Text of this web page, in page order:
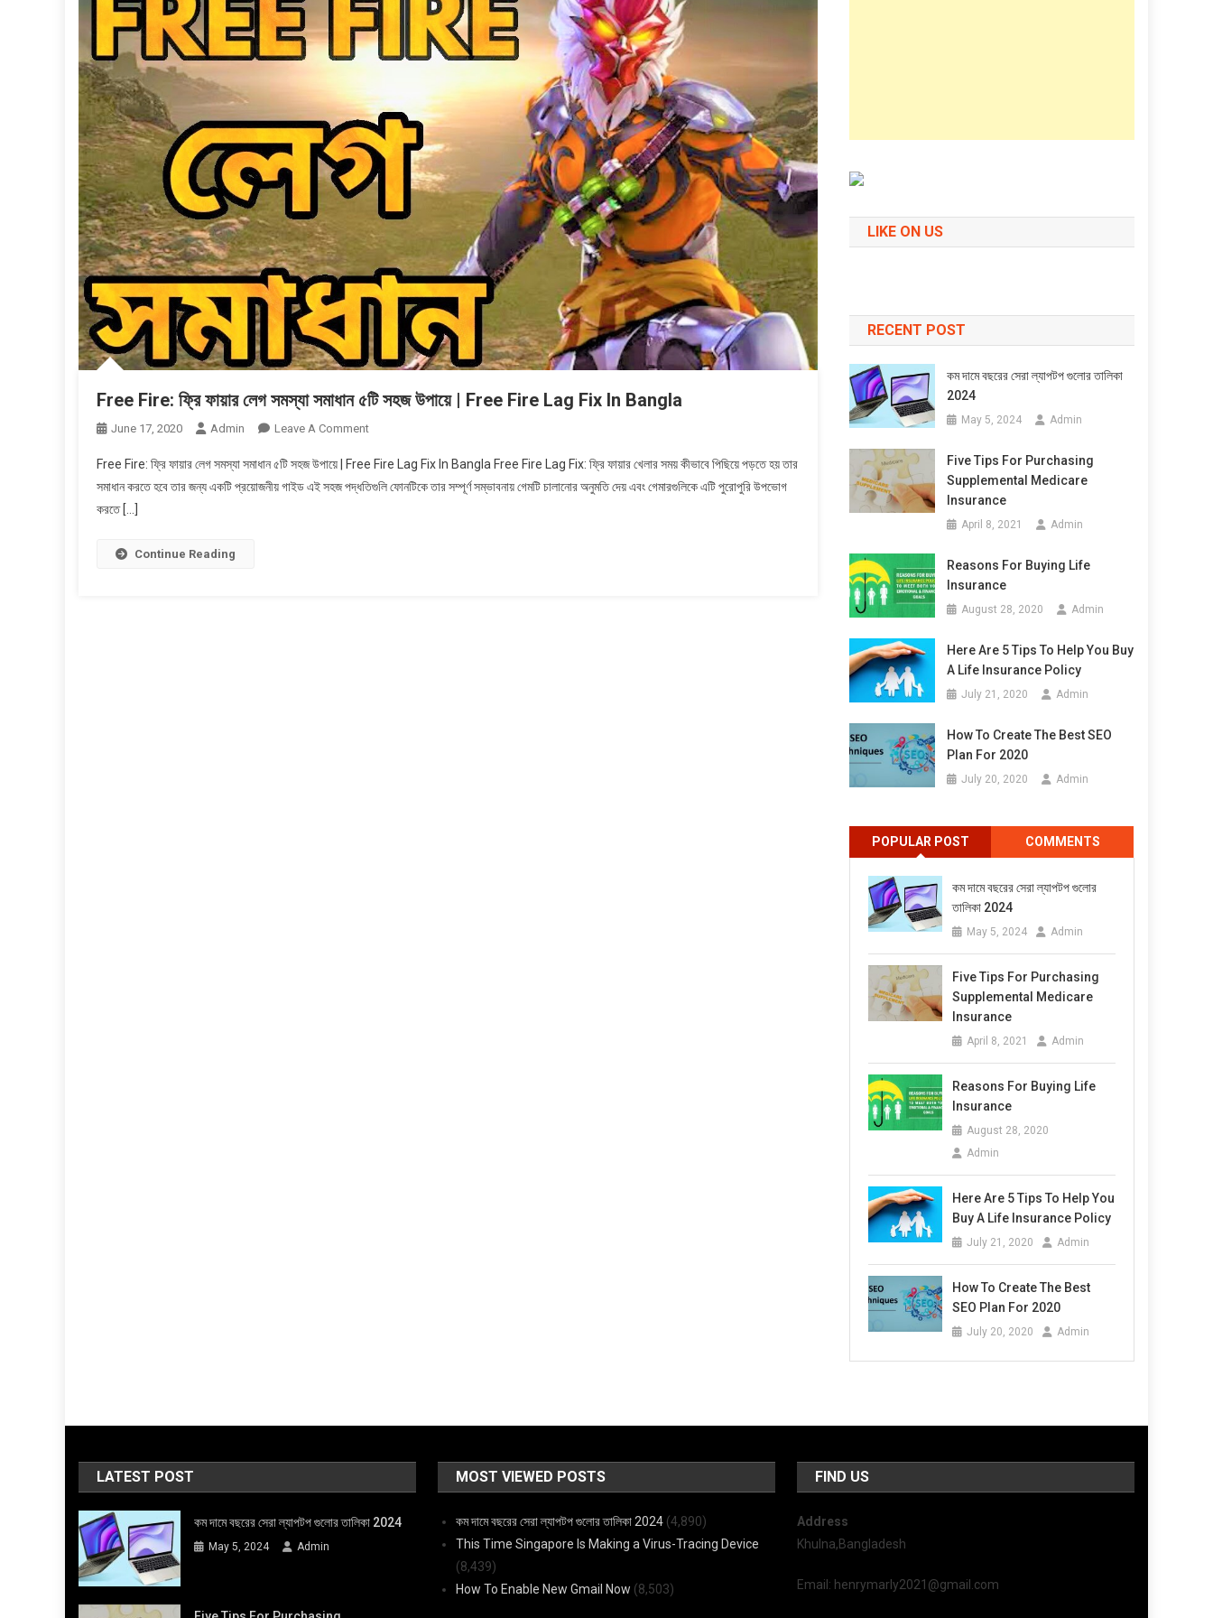
Free Fire: ফ্রি ফায়ার লেগ সমস্যা সমাধান ৫টি সহজ উপায়ে | Free Fire Lag Fix In Bangla
June 17, 2020 Admin Leave A CommentOn
Fire:
ফ্রি
Free Fire: ফ্রি ফায়ার লেগ সমস্যা সমাধান ৫টি সহজ উপায়ে | Free Fire Lag Fix In Bangla Free Fire Lag Fix: ফ্রি ফায়ার খেলার সময় কীভাবে পিছিয়ে পড়তে হয় তার
সমাধান করতে হবে তার জন্য একটি প্রয়োজনীয় গাইড এই সহজ পদ্ধতিগুলি ফোনটিকে তার সম্পূর্ণ সম্ভাবনায় গেমটি চালানোর অনুমতি দেয় এবং গেমারগুলিকে এটি পুরোপুরি উপভোগ
করতে […]
Continue Reading
LIKE ON US
RECENT POST
কম দামে বছরের সেরা ল্যাপটপ গুলোর তালিকা
2024
May 5, 2024 Admin
Five Tips For Purchasing
Supplemental Medicare
Insurance
April 8, 2021 Admin
Reasons For Buying Life
Insurance
August 28, 2020 Admin
Here Are 5 Tips To Help You Buy
A Life Insurance Policy
July 21, 2020 Admin
How To Create The Best SEO
Plan For 2020
July 20, 2020 Admin
POPULAR POST COMMENTS
কম দামে বছরের সেরা ল্যাপটপ গুলোর
তালিকা 2024
May 5, 2024 Admin
Five Tips For Purchasing
Supplemental Medicare
Insurance
April 8, 2021 Admin
Reasons For Buying Life
Insurance
August 28, 2020
Admin
Here Are 5 Tips To Help You
Buy A Life Insurance Policy
July 21, 2020 Admin
How To Create The Best
SEO Plan For 2020
July 20, 2020 Admin
LATEST POST
কম দামে বছরের সেরা ল্যাপটপ গুলোর তালিকা 2024
May 5, 2024 Admin
MOST VIEWED POSTS
কম দামে বছরের সেরা ল্যাপটপ গুলোর তালিকা 2024 (4,890)
This Time Singapore Is Making a Virus-Tracing Device
(8,439)
How To Enable New Gmail Now (8,503)
FIND US
Address
Khulna,Bangladesh
Email: henrymarly2021@gmail.com